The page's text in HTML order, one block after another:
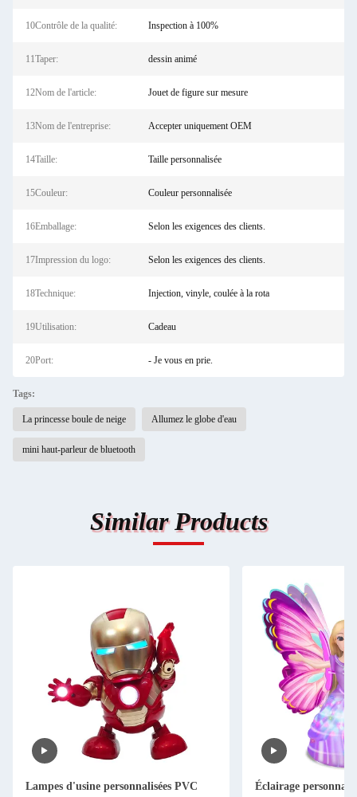
10Contrôle de la qualité: Inspection à 100%
11Taper: dessin animé
12Nom de l'article: Jouet de figure sur mesure
13Nom de l'entreprise: Accepter uniquement OEM
14Taille: Taille personnalisée
15Couleur: Couleur personnalisée
16Emballage: Selon les exigences des clients.
17Impression du logo: Selon les exigences des clients.
18Technique: Injection, vinyle, coulée à la rota
19Utilisation: Cadeau
20Port: - Je vous en prie.
Tags:
La princesse boule de neige Allumez le globe d'eau
mini haut-parleur de bluetooth
Similar Products
Lampes d'usine personnalisées PVC
Éclairage